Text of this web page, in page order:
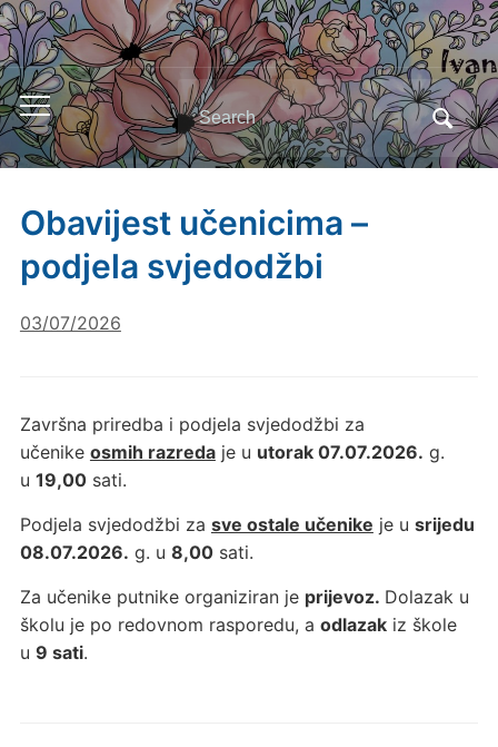
Toggle
mobile
menu
Search
for:
Obavijest učenicima –
podjela svjedodžbi
03/07/2026
Završna priredba i podjela svjedodžbi za
učenike osmih razredaje u utorak 07.07.2026. g.
u 19,00sati.
Podjela svjedodžbi za sve ostale učenike je u srijedu
08.07.2026. g. u 8,00sati.
Za učenike putnike organiziran je prijevoz. Dolazak u
školu je po redovnom rasporedu, a odlazakiz škole
u 9 sati.